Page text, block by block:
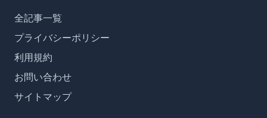
全記事一覧
プライバシーポリシー
利用規約
お問い合わせ
サイトマップ